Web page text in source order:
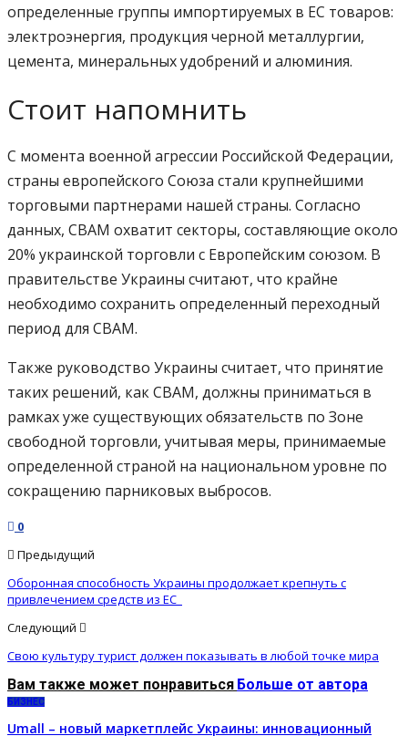
определенные группы импортируемых в ЕС товаров:
электроэнергия, продукция черной металлургии,
цемента, минеральных удобрений и алюминия.
Стоит напомнить
С момента военной агрессии Российской Федерации,
страны европейского Союза стали крупнейшими
торговыми партнерами нашей страны. Согласно
данных, СВАМ охватит секторы, составляющие около
20% украинской торговли с Европейским союзом. В
правительстве Украины считают, что крайне
необходимо сохранить определенный переходный
период для СВАМ.
Также руководство Украины считает, что принятие
таких решений, как СВАМ, должны приниматься в
рамках уже существующих обязательств по Зоне
свободной торговли, учитывая меры, принимаемые
определенной страной на национальном уровне по
сокращению парниковых выбросов.
0
Предыдущий
Оборонная способность Украины продолжает крепнуть с
привлечением средств из ЕС
Следующий
Свою культуру турист должен показывать в любой точке мира
Вам также может понравиться Больше от автора
БИЗНЕС
Umall – новый маркетплейс Украины: инновационный